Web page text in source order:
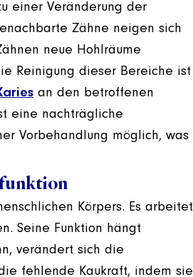
einer Veränderung der
Zähne neigen sich
neue Hohlräume
Reinigung dieser Bereiche ist
an den betroffenen
eine nachträgliche
Vorbehandlung möglich, was
Körpers. Es arbeitet
Seine Funktion hängt
verändert sich die
fehlende Kaukraft, indem sie